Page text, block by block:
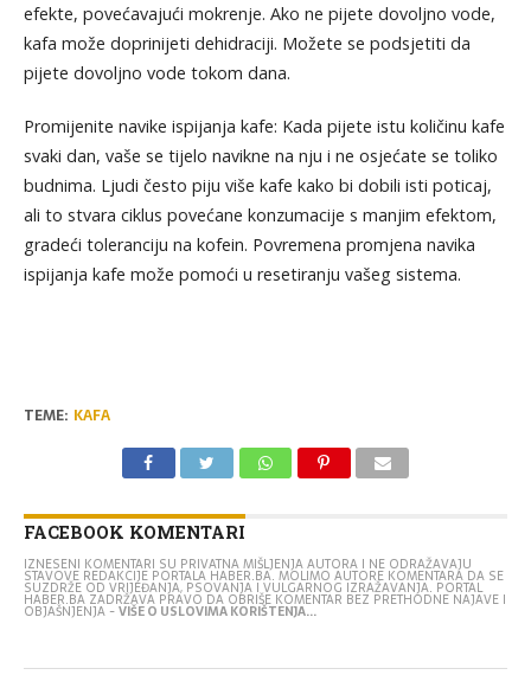
efekte, povećavajući mokrenje. Ako ne pijete dovoljno vode,
kafa može doprinijeti dehidraciji. Možete se podsjetiti da
pijete dovoljno vode tokom dana.
Promijenite navike ispijanja kafe: Kada pijete istu količinu kafe
svaki dan, vaše se tijelo navikne na nju i ne osjećate se toliko
budnima. Ljudi često piju više kafe kako bi dobili isti poticaj,
ali to stvara ciklus povećane konzumacije s manjim efektom,
gradeći toleranciju na kofein. Povremena promjena navika
ispijanja kafe može pomoći u resetiranju vašeg sistema.
TEME: KAFA
FACEBOOK KOMENTARI
IZNESENI KOMENTARI SU PRIVATNA MIŠLJENJA AUTORA I NE ODRAŽAVAJU
STAVOVE REDAKCIJE PORTALA HABER.BA. MOLIMO AUTORE KOMENTARA DA SE
SUZDRŽE OD VRIJEĐANJA, PSOVANJA I VULGARNOG IZRAŽAVANJA. PORTAL
HABER.BA ZADRŽAVA PRAVO DA OBRIŠE KOMENTAR BEZ PRETHODNE NAJAVE I
OBJAŠNJENJA -VIŠE O USLOVIMA KORIŠTENJA...